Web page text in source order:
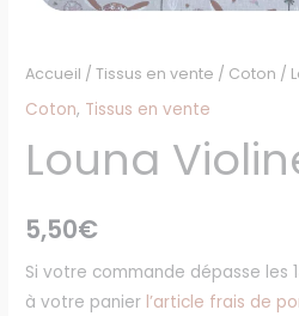
Accueil /Tissus en vente / Coton /
Coton, Tissus en vente
Louna
5,50€
Si votre commande dépasse les
à votre panier l’article frais de